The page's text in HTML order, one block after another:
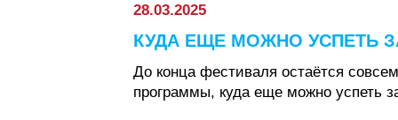
28.03.2025
КУДА ЕЩЕ МОЖНО УСПЕТЬ
До конца фестиваля остаётся
программы, куда еще можно успеть